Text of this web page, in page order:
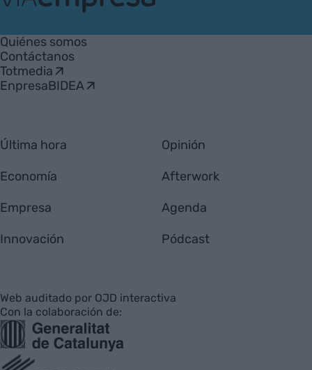
Empresa
Quiénes somos
Contáctanos
Totmedia
EnpresaBIDEA
Última hora
Economía
Empresa
Innovación
Opinión
Afterwork
Agenda
Pódcast
Web auditado por OJD interactiva
Con la colaboración de: